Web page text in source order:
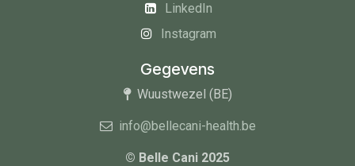
LinkedIn
Instagram
Gegevens
Wuustwezel (BE)
info@bellecani-health.be
© Belle Cani 2025